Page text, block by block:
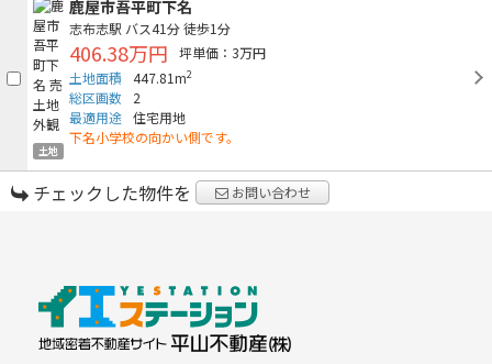
土地
鹿屋市吾平町下名
志布志駅 バス41分徒歩1分
406.38万円
坪単価：3万円
土地面積
447.81m2
総区画数
2
最適用途 住宅用地
下名小学校の向かい側です。
チェックした物件を お問い合わせ